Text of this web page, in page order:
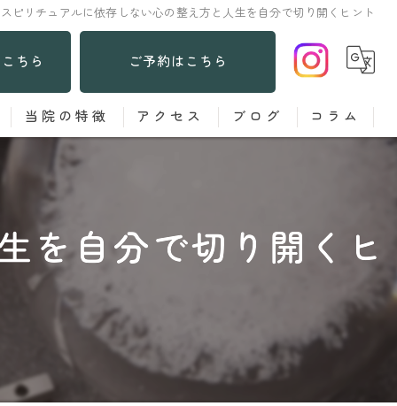
スピリチュアルに依存しない心の整え方と人生を自分で切り開くヒント
ちら ご予約はこちら
当院の特徴
あてる鍼
お灸
子ども
アクセス ブログ コラム
を自分で切り開くヒ